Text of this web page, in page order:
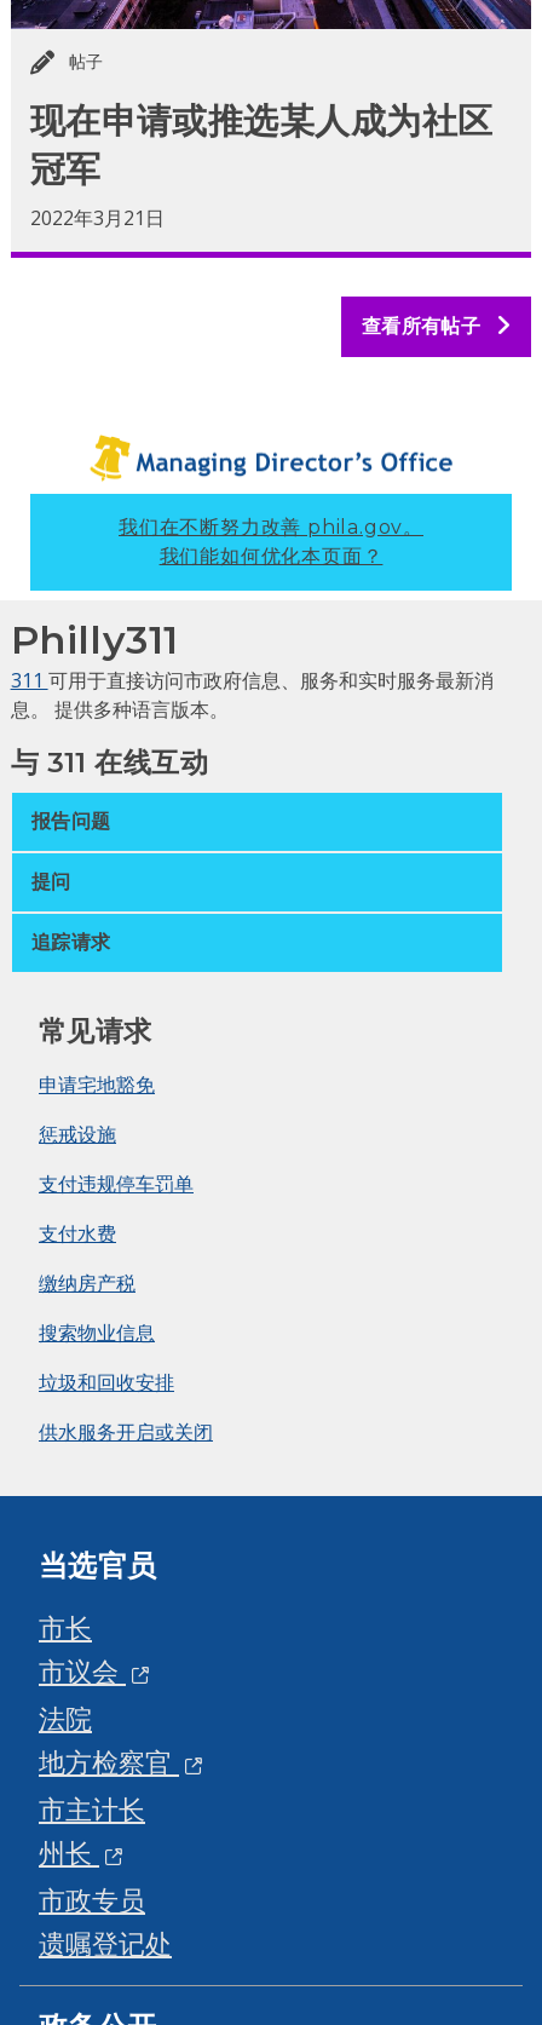
帖子
现在申请或推选某人成为社区
冠军
2022年3月21日
查看所有帖子
我们在不断努力改善 phila.gov。
我们能如何优化本页面？
Philly311
311 可用于直接访问市政府信息、服务和实时服务最新消
息。 提供多种语言版本。
与 311 在线互动
报告问题
提问
追踪请求
常见请求
申请宅地豁免
惩戒设施
支付违规停车罚单
支付水费
缴纳房产税
搜索物业信息
垃圾和回收安排
供水服务开启或关闭
当选官员
市长
市议会
法院
地方检察官
市主计长
州长
市政专员
遗嘱登记处